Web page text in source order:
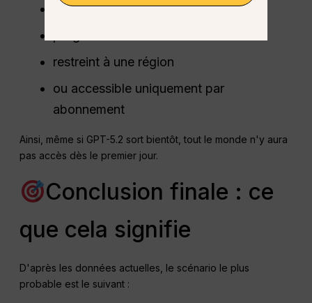
tranquillement
restreint à une région
ou accessible uniquement par
abonnement
Ainsi, même si GPT-5.2 sort bientôt, tout le monde n'y aura
pas accès dès le premier jour.
Conclusion finale : ce
que cela signifie
D'après les données actuelles, le scénario le plus
probable est le suivant :